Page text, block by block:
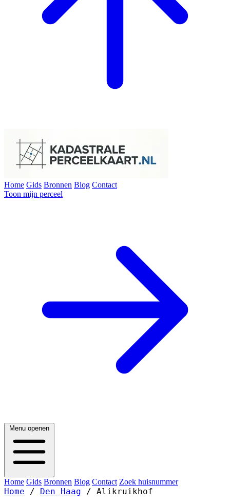
Home Gids Bronnen Blog Contact
Toon mijn perceel
Menu openen
Home Gids Bronnen Blog Contact Zoek huisnummer
Home / Den Haag / Alikruikhof